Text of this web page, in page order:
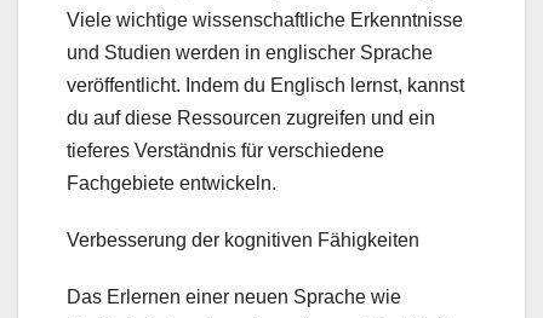
Viele wichtige wissenschaftliche Erkenntnisse
und Studien werden in englischer Sprache
veröffentlicht. Indem du Englisch lernst, kannst
du auf diese Ressourcen zugreifen und ein
tieferes Verständnis für verschiedene
Fachgebiete entwickeln.
Verbesserung der kognitiven Fähigkeiten
Das Erlernen einer neuen Sprache wie